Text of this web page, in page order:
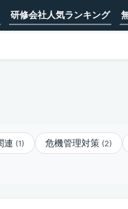
研修会社人気ランキング
連 (1) 危機管理対策 (2)